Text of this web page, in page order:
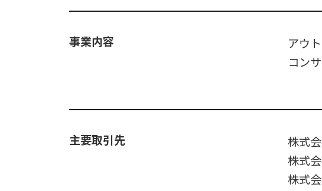
事業内容
アウ
コン
主要取引先
株式
株式
株式